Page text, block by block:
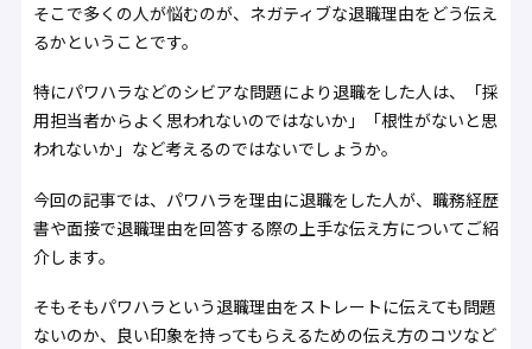
そこで多くの人が悩むのが、ネガティブな退職理由をどう伝え
るかということです。
特にパワハラなどのシビアな問題により退職をした人は、「採
用担当者からよく思われないのではないか」「根性がないと思
われないか」など考えるのではないでしょうか。
今回の記事では、パワハラを理由に退職をした人が、職務経歴
書や面接で退職理由を回答する際の上手な伝え方についてご紹
介します。
そもそもパワハラという退職理由をストレートに伝えても問題
ないのか、良い印象を持ってもらえるための伝え方のコツなど